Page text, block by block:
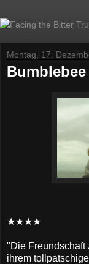
Montag, 17.
Bumblebee
★★★★
"Die Freundschaft
ihrem